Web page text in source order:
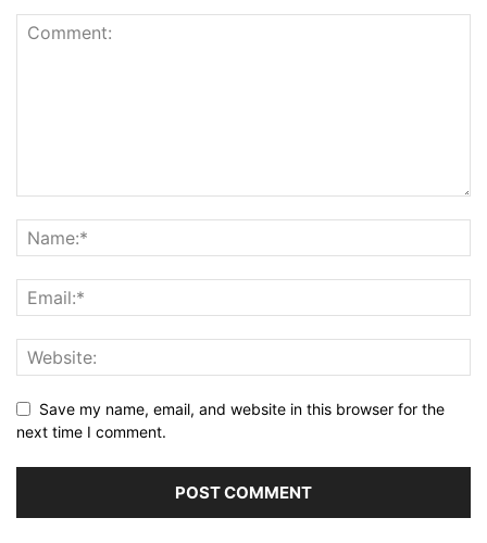
Save my name, email, and website in this browser for the
next time I comment.